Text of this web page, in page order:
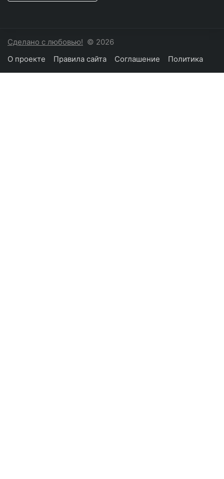
Сделано с любовью! © 2026
О проекте
Правила сайта Соглашение Политика